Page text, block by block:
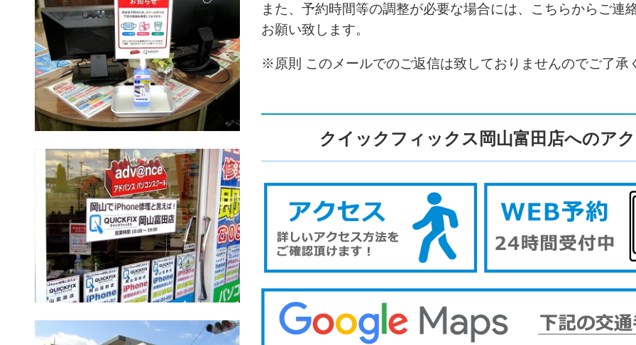
また、予約時間等の調整が必要な場合には、こちらからご連
お願い致します。
※原則 このメールでのご返信は致しておりませんのでご了承
クイックフィックス岡山富田店へのア